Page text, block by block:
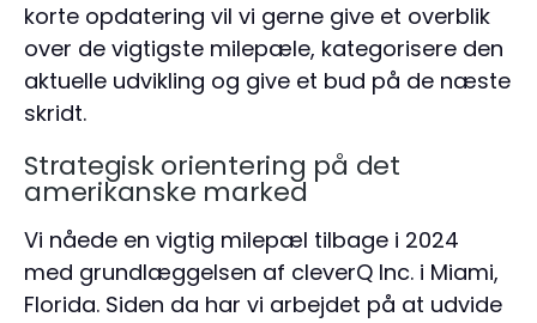
korte opdatering vil vi gerne give et overblik
over de vigtigste milepæle, kategorisere den
aktuelle udvikling og give et bud på de næste
skridt.
Strategisk orientering på det
amerikanske marked
Vi nåede en vigtig milepæl tilbage i 2024
med grundlæggelsen af cleverQ Inc. i Miami,
Florida. Siden da har vi arbejdet på at udvide